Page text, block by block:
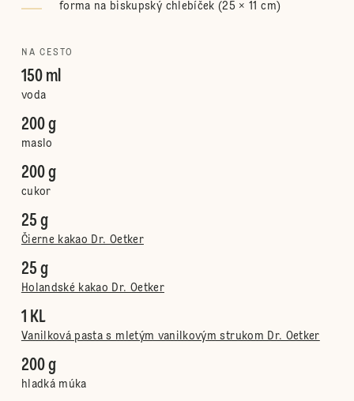
forma na biskupský chlebíček (25 × 11 cm)
NA CESTO
150 ml
voda
200 g
maslo
200 g
cukor
25 g
Čierne kakao Dr. Oetker
25 g
Holandské kakao Dr. Oetker
1 KL
Vanilková pasta s mletým vanilkovým strukom Dr. Oetker
200 g
hladká múka